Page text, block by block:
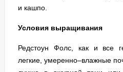
и кашпо.
Условия выращивания
Редстоун Фолс, как и все
легкие, умеренно–влажные